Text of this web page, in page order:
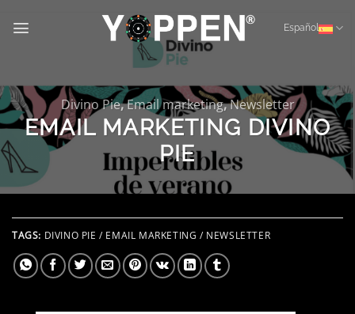
Español
Divino Pie,Email marketing,Newsletter
EMAIL MARKETING DIVINO
PIE
TAGS: DIVINO PIE / EMAIL MARKETING / NEWSLETTER